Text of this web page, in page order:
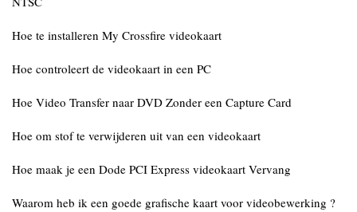
Hoe te installeren My Crossfire videokaart
Hoe controleert de videokaart in een PC
Hoe Video Transfer naar DVD Zonder een Capture Card
Hoe om stof te verwijderen uit van een videokaart
Hoe maak je een Dode PCI Express videokaart Vervang
Waarom heb ik een goede grafische kaart voor videobewerking ?